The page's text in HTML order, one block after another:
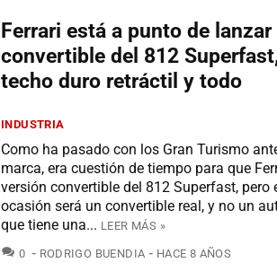
Ferrari está a punto de
convertible del 812
techo duro retráctil y todo
INDUSTRIA
Como ha pasado con los Gran Turismo
marca, era cuestión de tiempo para que
versión convertible del 812 Superfast, pero
ocasión será un convertible real, y no un
que tiene una... LEER MÁS »
0 COMENTARIOS
RODRIGO BUENDIA HACE 8 AÑOS